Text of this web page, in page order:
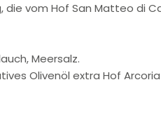
vom Hof San Matteo di
Meersalz.
Olivenöl extra Hof